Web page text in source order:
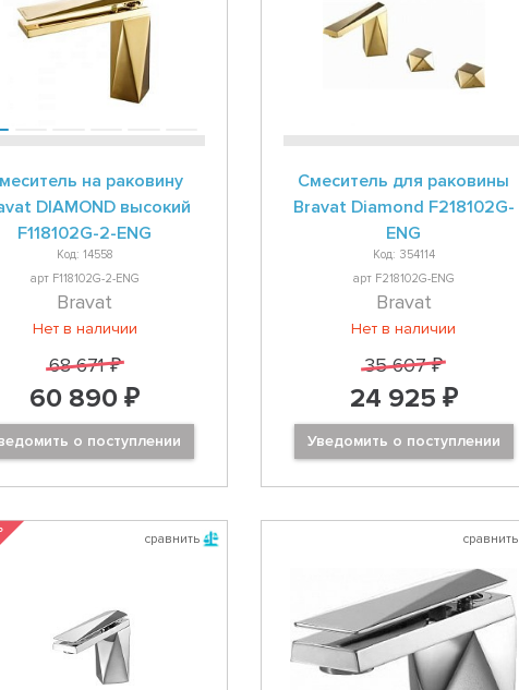
на раковину
DIAMOND высокий
F118102G-2-ENG
Код: 14558
арт F118102G-2-ENG
Bravat
Нет в наличии
68 671 ₽
60 890 ₽
о поступлении
Смеситель для раковины
Bravat Diamond F218102G-
ENG
Код: 354114
арт F218102G-ENG
Bravat
Нет в наличии
35 607 ₽
24 925 ₽
Уведомить о поступлении
сравнить сравнить